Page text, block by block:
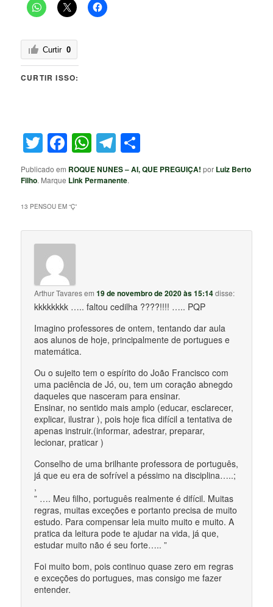
Curtir 0
CURTIR ISSO:
Twitter
Facebook
WhatsApp
Telegram
Publicado em ROQUE NUNES – AI, QUE PREGUIÇA! por Luiz Berto
Filho. Marque Link Permanente.
13 PENSOU EM “Ç”
Arthur Tavaresem19 de novembro de 2020 às 15:14disse:
kkkkkkkk ….. faltou cedilha ????!!!! ….. PQP
Imagino professores de ontem, tentando dar aula
aos alunos de hoje, principalmente de portugues e
matemática.
Ou o sujeito tem o espírito do João Francisco com
uma paciência de Jó, ou, tem um coração abnegdo
daqueles que nasceram para ensinar.
Ensinar, no sentido mais amplo (educar, esclarecer,
explicar, ilustrar ), pois hoje fica difícil a tentativa de
apenas instruir.(informar, adestrar, preparar,
lecionar, praticar )
Conselho de uma brilhante professora de português,
já que eu era de sofrível a péssimo na disciplina…..;
,
” …. Meu filho, português realmente é difícil. Muitas
regras, muitas exceções e portanto precisa de muito
estudo. Para compensar leia muito muito e muito. A
pratica da leitura pode te ajudar na vida, já que,
estudar muito não é seu forte….. ”
Foi muito bom, pois continuo quase zero em regras
e exceções do portugues, mas consigo me fazer
entender.